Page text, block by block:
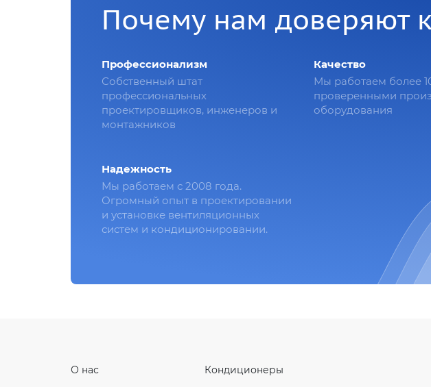
Почему нам доверяют
Профессионализм
Собственный штат
профессиональных
проектировщиков, инженеров и
монтажников
Качество
Мы работаем более
проверенными
оборудования
Надежность
Мы работаем с 2008 года.
Огромный опыт в проектировании
и установке вентиляционных
систем и кондиционировании.
О нас
Кондиционеры